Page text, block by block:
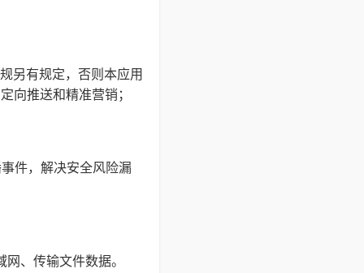
另有规定，否则本应用
向推送和精准营销；
件，解决安全风险漏
、传输文件数据。